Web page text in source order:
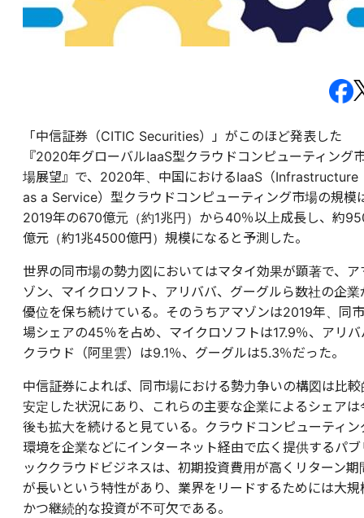
「中信証券（CITIC Securities）」がこのほど発表した
『2020年グローバルIaaS型クラウドコンピューティング
場展望』で、2020年、中国におけるIaaS（Infrastructure
as a Service）型クラウドコンピューティング市場の規模
2019年の670億元（約1兆円）から40％以上成長し、約
億元（約1兆4500億円）規模になると予測した。
世界の同市場の勢力図においてはマタイ効果が顕著で、ア
ゾン、マイクロソフト、アリババ、グーグルら数社の企業
優位を保ち続けている。そのうちアマゾンは2019年、同市
場シェアの45％を占め、マイクロソフトは17.9％、アリバ
クラウド（阿里雲）は9.1％、グーグルは5.3％だった。
中信証券によれば、同市場における勢力争いの構図は比較
安定した状況にあり、これらの主要な企業によるシェアは
後も拡大を続けると見ている。 クラウドコンピューティン
環境を企業などにインターネット経由で広く提供するパブ
ッククラウドビジネスは、初期投資費用が高くリターン期
が長いという特性があり、業界をリードするためには大規
かつ継続的な投資が不可欠である。